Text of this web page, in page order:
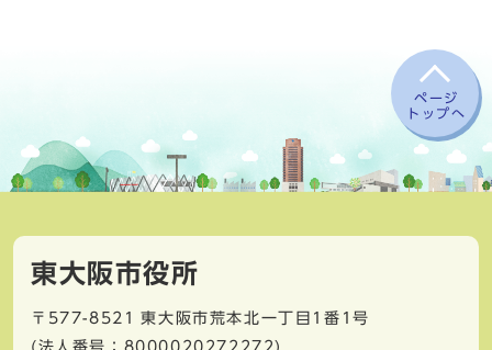
ページ
トップへ
東大阪市役所
〒577-8521
東大阪市荒本北一丁目1番1号
(法人番号：8000020272272)